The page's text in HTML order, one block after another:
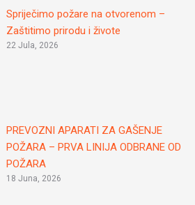
Spriječimo požare na otvorenom –
Zaštitimo prirodu i živote
22 Jula, 2026
PREVOZNI APARATI ZA GAŠENJE
POŽARA – PRVA LINIJA ODBRANE OD
POŽARA
18 Juna, 2026